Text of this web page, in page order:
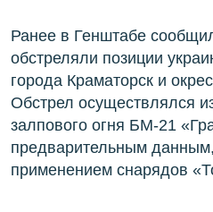
ELIFBE
УКРАИНСКАЯ ПРОБЛЕМА КРЫМА
Все сайты RFE/RL
Ранее в Генштабе
обстреляли позиции
города Краматорск и
Обстрел осуществлялся
залпового огня БМ-21
предварительным
применением снарядов